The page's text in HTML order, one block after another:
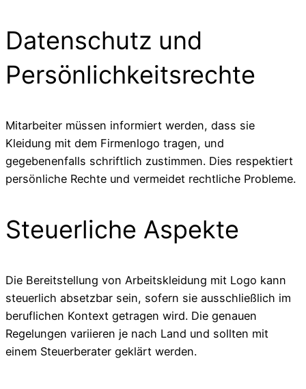
Datenschutz und
Persönlichkeitsrechte
Mitarbeiter müssen informiert werden, dass sie
Kleidung mit dem Firmenlogo tragen, und
gegebenenfalls schriftlich zustimmen. Dies respektiert
persönliche Rechte und vermeidet rechtliche Probleme.
Steuerliche Aspekte
Die Bereitstellung von Arbeitskleidung mit Logo kann
steuerlich absetzbar sein, sofern sie ausschließlich im
beruflichen Kontext getragen wird. Die genauen
Regelungen variieren je nach Land und sollten mit
einem Steuerberater geklärt werden.